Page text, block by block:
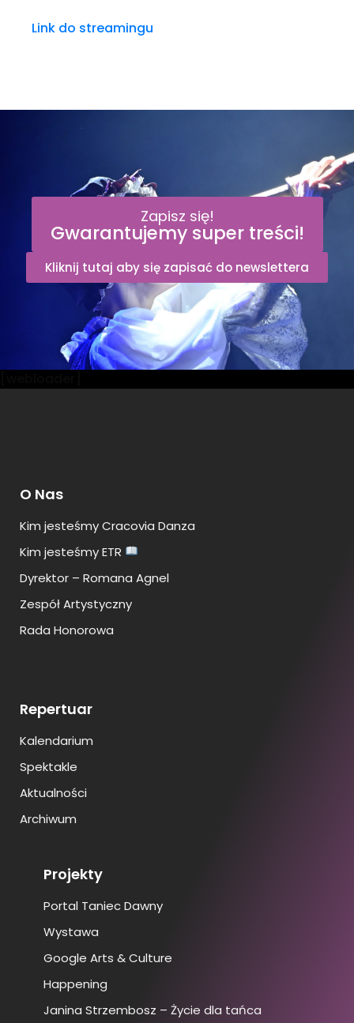
Link do streamingu
Zapisz się!
Gwarantujemy super treści!
Kliknij tutaj aby się zapisać do newslettera
O Nas
Kim jesteśmy Cracovia Danza
Kim jesteśmy ETR
Dyrektor – Romana Agnel
Zespół Artystyczny
Rada Honorowa
Repertuar
Kalendarium
Spektakle
Aktualności
Archiwum
Projekty
Portal Taniec Dawny
Wystawa
Google Arts & Culture
Happening
Janina Strzembosz – Życie dla tańca